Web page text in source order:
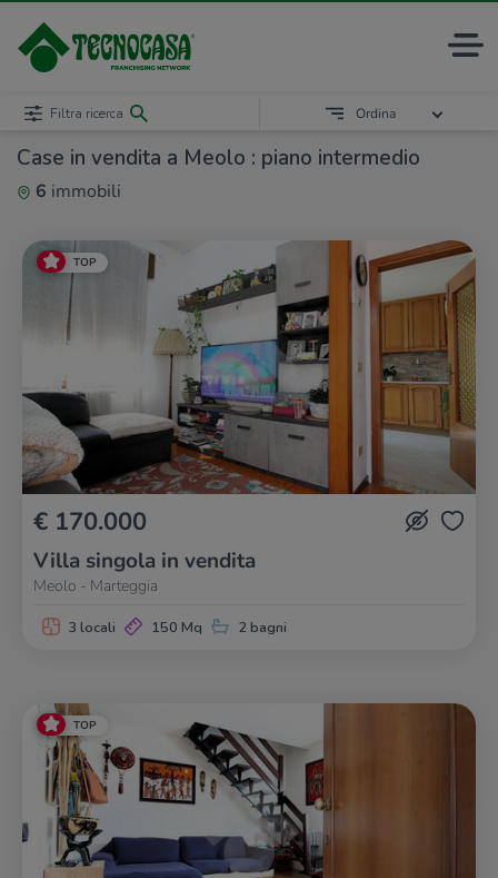
Case in vendita a Meolo : piano intermedio
6 immobili
Filtra ricerca Ordina
TOP
€ 170.000
Villa singola in vendita
Meolo - Marteggia
3 locali 150 Mq 2 bagni
TOP